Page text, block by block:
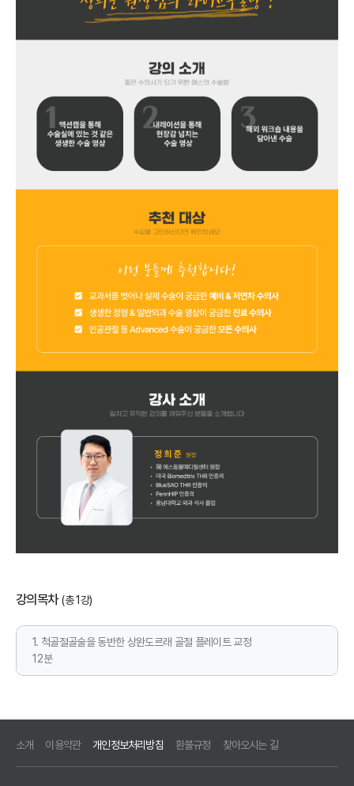
강의목차 (총 1강)
1. 척골절골술을 동반한 상완도르래 골절 플레이트 교정
12분
소개 이용약관 개인정보처리방침 환불규정 찾아오시는 길